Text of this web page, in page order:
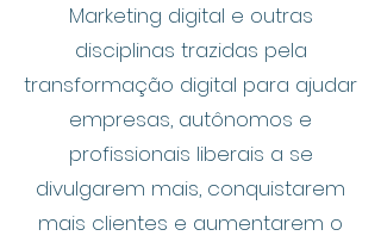
Marketing digital e outras
disciplinas trazidas pela
transformação digital para ajudar
empresas, autônomos e
profissionais liberais a se
divulgarem mais, conquistarem
mais clientes e aumentarem o